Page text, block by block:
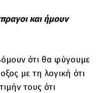
και ήμουν
ότι θα φύγουμε
με τη λογική ότι
τους ότι